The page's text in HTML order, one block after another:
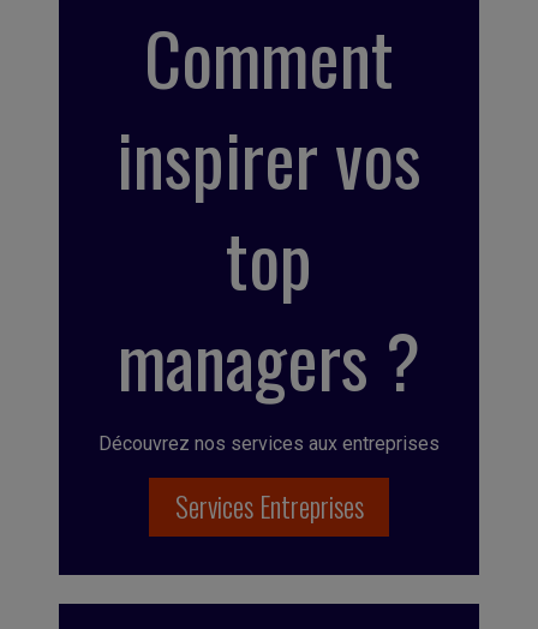
Comment
inspirer vos
top
managers ?
Découvrez nos services aux entreprises
Services Entreprises